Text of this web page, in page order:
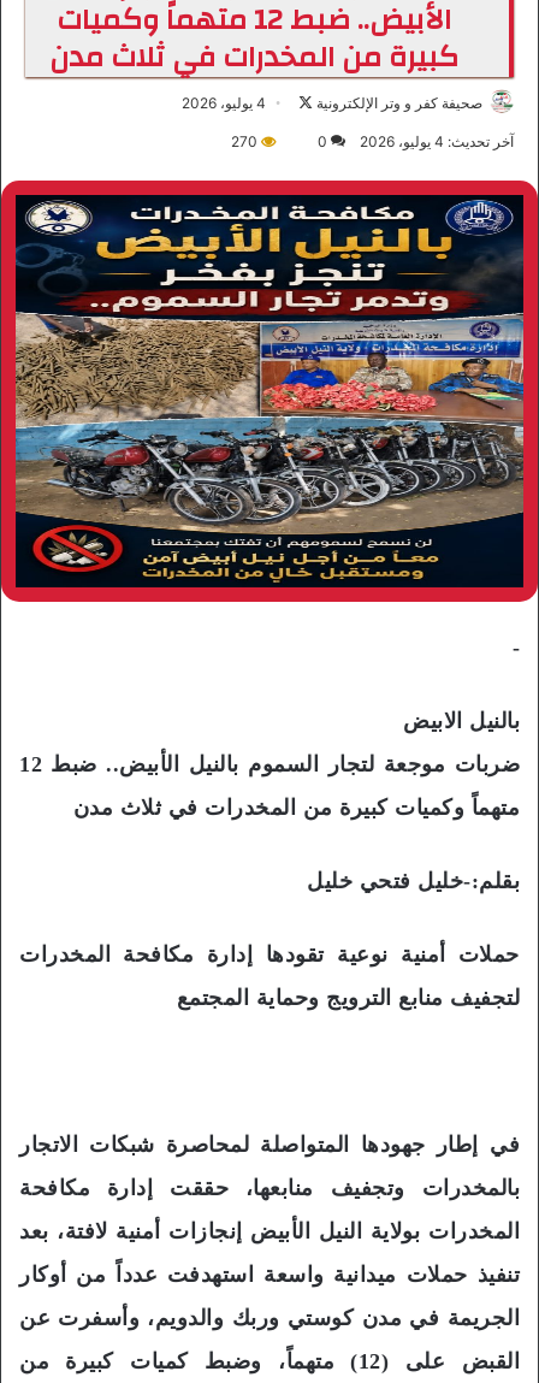
الأبيض.. ضبط 12 متهماً وكميات
كبيرة من المخدرات في ثلاث مدن
صحيفة كفر و وتر الإلكترونية
ع
ل
ى
X
4 يوليو، 2026
آخر تحديث: 4 يوليو، 2026 0
270
-
بالنيل الابيض
ضربات موجعة لتجار السموم بالنيل الأبيض.. ضبط 12
متهماً وكميات كبيرة من المخدرات في ثلاث مدن
بقلم:-خليل فتحي خليل
حملات أمنية نوعية تقودها إدارة مكافحة المخدرات
لتجفيف منابع الترويج وحماية المجتمع
في إطار جهودها المتواصلة لمحاصرة شبكات الاتجار
بالمخدرات وتجفيف منابعها، حققت إدارة مكافحة
المخدرات بولاية النيل الأبيض إنجازات أمنية لافتة، بعد
تنفيذ حملات ميدانية واسعة استهدفت عدداً من أوكار
الجريمة في مدن كوستي وربك والدويم، وأسفرت عن
القبض على (12) متهماً، وضبط كميات كبيرة من